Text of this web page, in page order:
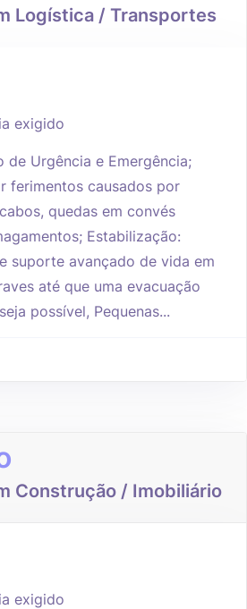
Logística / Transportes
exigido
de Urgência e Emergência;
ferimentos causados por
quedas em convés
Estabilização:
suporte avançado de vida em
até que uma evacuação
possível, Pequenas...
Construção / Imobiliário
exigido